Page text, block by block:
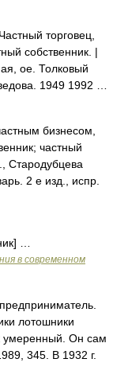
торговец,
собственник. |
ое. Толковый
1949 1992 …
бизнесом,
частный
Стародубцева
2 е изд., испр.
…
в современном
лотошники
умеренный. Он сам
345. В 1932 г.